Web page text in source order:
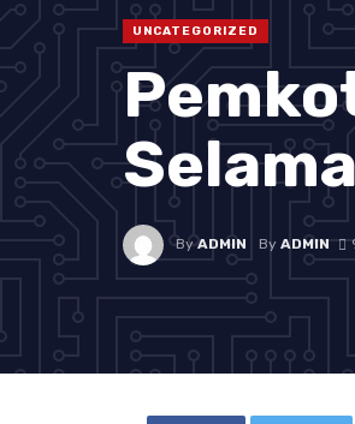
UNCATEGORIZED
ByADMIN ByADMIN